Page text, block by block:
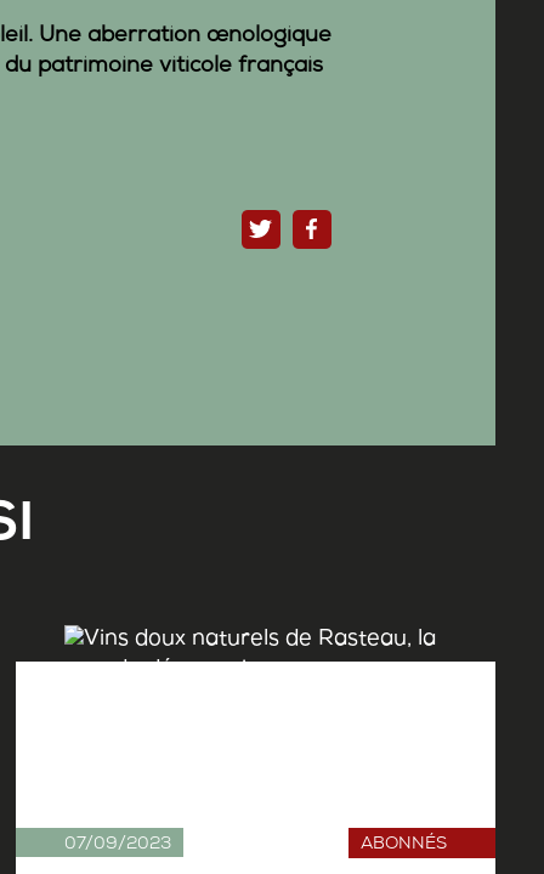
Une aberration œnologique
patrimoine viticole français
ABONNÉS
07/09/2023